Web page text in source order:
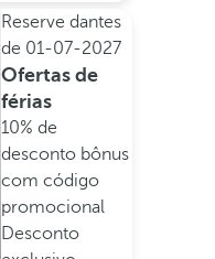
Reserve dantes
de 01-07-2027
Ofertas de
férias
10% de
desconto bônus
com código
promocional
Desconto